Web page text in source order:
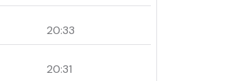
20:33
20:31